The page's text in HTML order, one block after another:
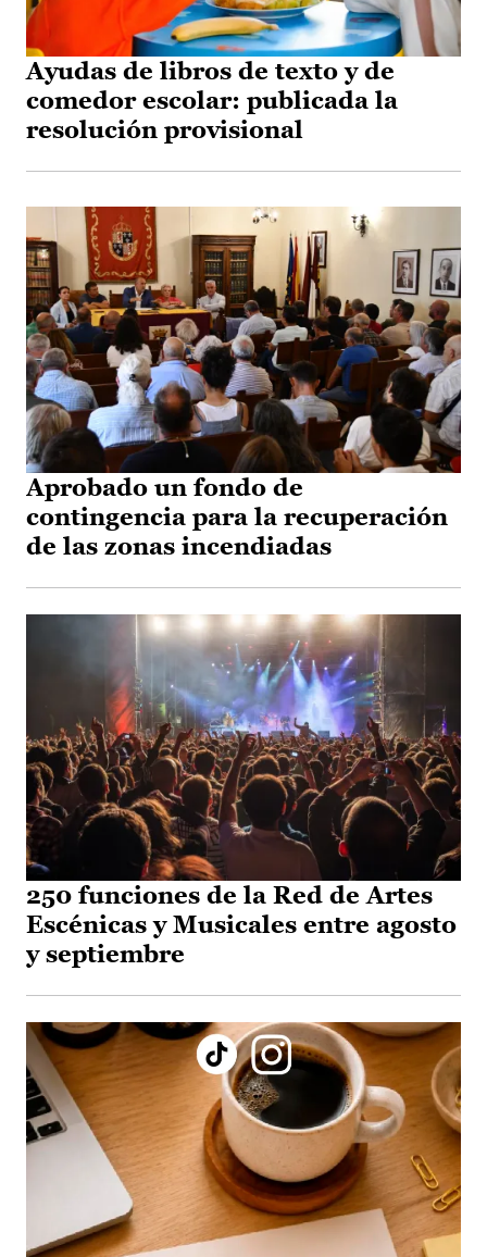
Ayudas de libros de texto y de
comedor escolar: publicada la
resolución provisional
Aprobado un fondo de
contingencia para la recuperación
de las zonas incendiadas
250 funciones de la Red de Artes
Escénicas y Musicales entre agosto
y septiembre